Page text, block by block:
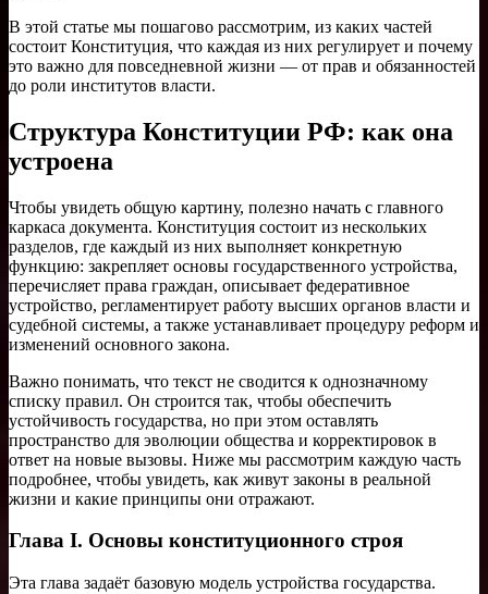
В этой статье мы пошагово рассмотрим, из каких частей
состоит Конституция, что каждая из них регулирует и почему
это важно для повседневной жизни — от прав и обязанностей
до роли институтов власти.
Структура Конституции РФ: как она
устроена
Чтобы увидеть общую картину, полезно начать с главного
каркаса документа. Конституция состоит из нескольких
разделов, где каждый из них выполняет конкретную
функцию: закрепляет основы государственного устройства,
перечисляет права граждан, описывает федеративное
устройство, регламентирует работу высших органов власти и
судебной системы, а также устанавливает процедуру реформ и
изменений основного закона.
Важно понимать, что текст не сводится к однозначному
списку правил. Он строится так, чтобы обеспечить
устойчивость государства, но при этом оставлять
пространство для эволюции общества и корректировок в
ответ на новые вызовы. Ниже мы рассмотрим каждую часть
подробнее, чтобы увидеть, как живут законы в реальной
жизни и какие принципы они отражают.
Глава I. Основы конституционного строя
Эта глава задаёт базовую модель устройства государства.